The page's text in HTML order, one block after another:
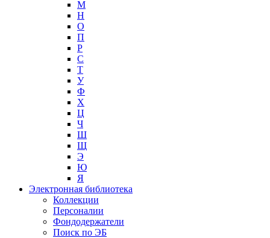
М
Н
О
П
Р
С
Т
У
Ф
Х
Ц
Ч
Ш
Щ
Э
Ю
Я
Электронная библиотека
Коллекции
Персоналии
Фондодержатели
Поиск по ЭБ